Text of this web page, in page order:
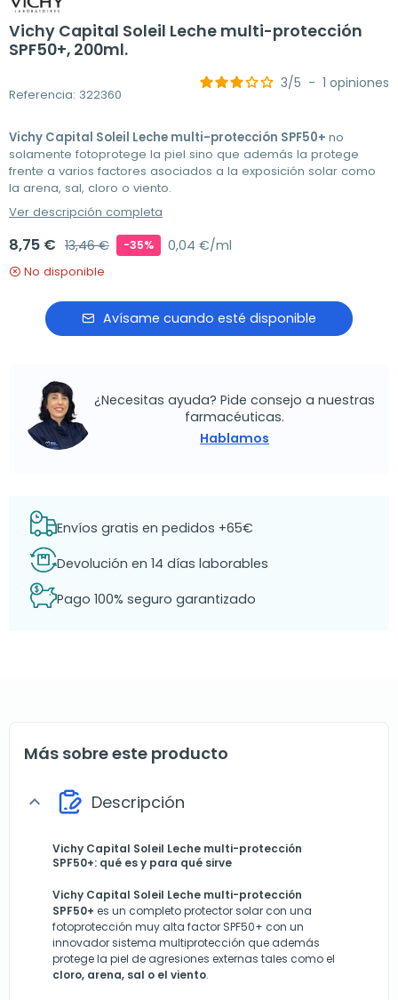
Vichy Capital Soleil Leche multi-protección
SPF50+, 200ml.
Referencia: 322360
3/5 - 1 opiniones
Vichy Capital Soleil Leche multi-protección SPF50+ no
solamente fotoprotege la piel sino que además la protege
frente a varios factores asociados a la exposición solar como
la arena, sal, cloro o viento.
Ver descripción completa
8,75 € 13,46 € -35% 0,04 €/ml
No disponible
Avísame cuando esté disponible
¿Necesitas ayuda? Pide consejo a nuestras
farmacéuticas.
Hablamos
Envíos gratis en pedidos +65€
Devolución en 14 días laborables
Pago 100% seguro garantizado
Más sobre este producto
expand_more Descripción
Vichy Capital Soleil Leche multi-protección
SPF50+: qué es y para qué sirve
Vichy Capital Soleil Leche multi-protección
SPF50+ es un completo protector solar con una
fotoprotección muy alta factor SPF50+ con un
innovador sistema multiprotección que además
protege la piel de agresiones externas tales como el
cloro, arena, sal o el viento.